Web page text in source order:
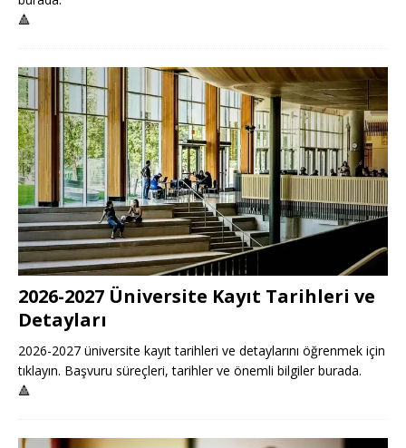
🔺
2026-2027 Üniversite Kayıt Tarihleri ve
Detayları
2026-2027 üniversite kayıt tarihleri ve detaylarını öğrenmek için
tıklayın. Başvuru süreçleri, tarihler ve önemli bilgiler burada.
🔺